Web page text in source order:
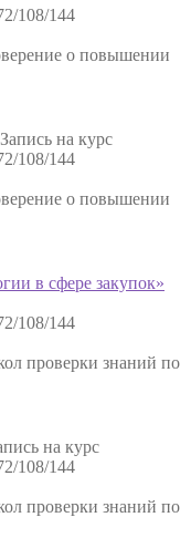
108/144
о повышении
Запись на курс
108/144
о повышении
в сфере закупок»
108/144
проверки знаний по
на курс
108/144
проверки знаний по